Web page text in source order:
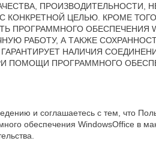
КОНКРЕТНОЙ ЦЕЛЬЮ. КРОМЕ
ПРОГРАММНОГО ОБЕСПЕЧЕНИЯ
РАБОТУ, А ТАКЖЕ
НАЛИЧИЯ
ПОМОЩИ ПРОГРАММНОГО
и соглашаетесь с тем, что
обеспечения WindowsOffice в